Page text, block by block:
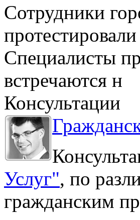
Сотрудники
Специалисты
встречаются н
Консультации
Услуг", по
гражданским